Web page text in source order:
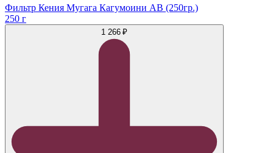
Фильтр Кения Мугага Кагумоини АВ (250гр.)
250 г
1 266 ₽